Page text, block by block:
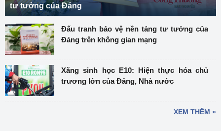
tư tưởng của Đảng
Đấu tranh bảo vệ nền tảng tư tưởng của
Đảng trên không gian mạng
Xăng sinh học E10: Hiện thực hóa chủ
trương lớn của Đảng, Nhà nước
XEM THÊM »